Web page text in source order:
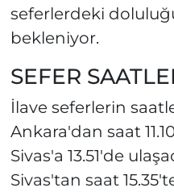
seferlerdeki
bekleniyor.
SEFER
İlave seferlerin
Ankara'dan saat
Sivas'a 13.51'de
Sivas'tan saat